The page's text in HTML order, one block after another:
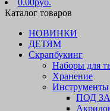
0.00руб.
Каталог товаров
НОВИНКИ
ДЕТЯМ
Скрапбукинг
Наборы для
Хранение
Инструменты
ПОД